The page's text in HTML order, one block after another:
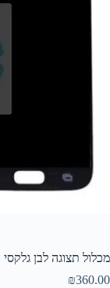
מכלול תצוגה לבן גלקסי 7S ללא מסגרת מקורי
₪360.00